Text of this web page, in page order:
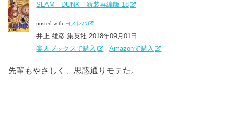
SLAM DUNK 新装再編版 18
posted with ヨメレバ
井上 雄彦 集英社 2018年09月01日
楽天ブックスで購入
Amazonで購入
先輩もやさしく、思惑通りモテた。